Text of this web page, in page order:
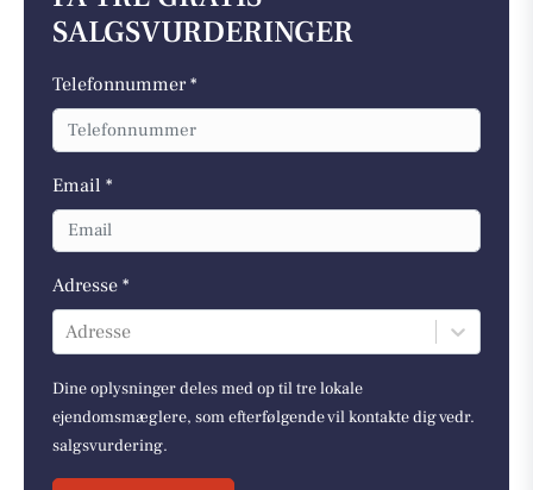
SALGSVURDERINGER
Telefonnummer *
Email *
Adresse *
Adresse
Dine oplysninger deles med op til tre lokale
ejendomsmæglere, som efterfølgende vil kontakte dig vedr.
salgsvurdering.